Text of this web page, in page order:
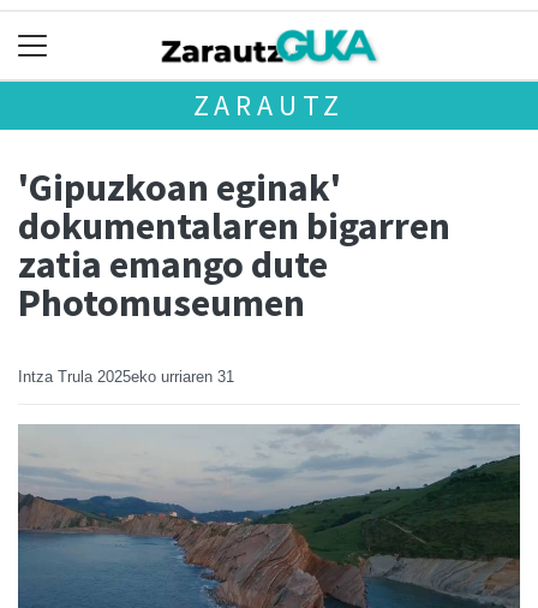
ZARAUTZ
'Gipuzkoan eginak'
dokumentalaren bigarren
zatia emango dute
Photomuseumen
Intza Trula 2025eko urriaren 31